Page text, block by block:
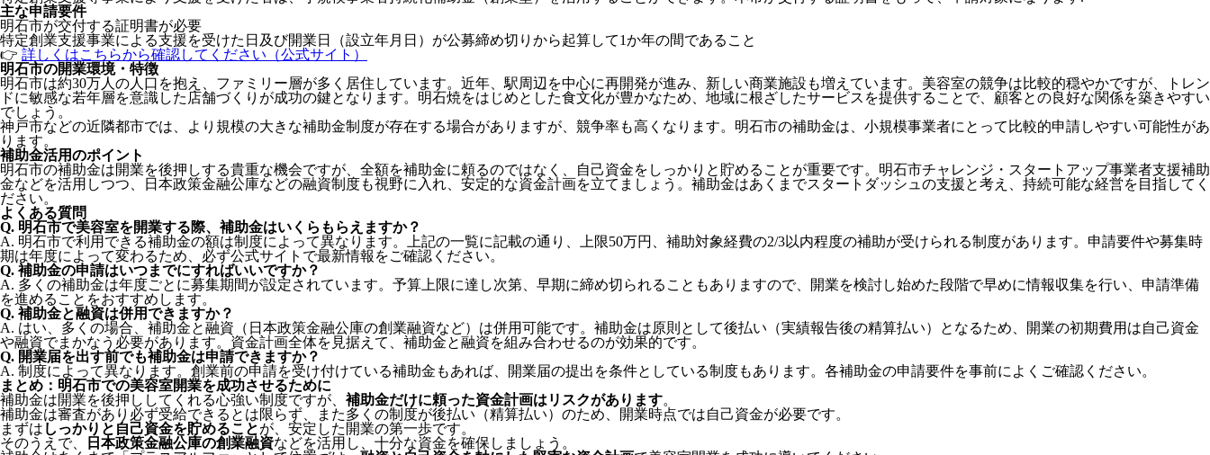
主な申請要件
明石市が交付する証明書が必要
特定創業支援事業による支援を受けた日及び開業日（設立年月日）が公募締め切りから起算して1か年の間であること
👉 詳しくはこちらから確認してください（公式サイト）
明石市の開業環境・特徴
明石市は約30万人の人口を抱え、ファミリー層が多く居住しています。近年、駅周辺を中心に再開発が進み、新しい商業施設も増えています。美容室の競争は比較的穏やかですが、トレン
ドに敏感な若年層を意識した店舗づくりが成功の鍵となります。明石焼をはじめとした食文化が豊かなため、地域に根ざしたサービスを提供することで、顧客との良好な関係を築きやすい
でしょう。
神戸市などの近隣都市では、より規模の大きな補助金制度が存在する場合がありますが、競争率も高くなります。明石市の補助金は、小規模事業者にとって比較的申請しやすい可能性があ
ります。
補助金活用のポイント
明石市の補助金は開業を後押しする貴重な機会ですが、全額を補助金に頼るのではなく、自己資金をしっかりと貯めることが重要です。明石市チャレンジ・スタートアップ事業者支援補助
金などを活用しつつ、日本政策金融公庫などの融資制度も視野に入れ、安定的な資金計画を立てましょう。補助金はあくまでスタートダッシュの支援と考え、持続可能な経営を目指してく
ださい。
よくある質問
Q. 明石市で美容室を開業する際、補助金はいくらもらえますか？
A. 明石市で利用できる補助金の額は制度によって異なります。上記の一覧に記載の通り、上限50万円、補助対象経費の2/3以内程度の補助が受けられる制度があります。申請要件や募集時
期は年度によって変わるため、必ず公式サイトで最新情報をご確認ください。
Q. 補助金の申請はいつまでにすればいいですか？
A. 多くの補助金は年度ごとに募集期間が設定されています。予算上限に達し次第、早期に締め切られることもありますので、開業を検討し始めた段階で早めに情報収集を行い、申請準備
を進めることをおすすめします。
Q. 補助金と融資は併用できますか？
A. はい、多くの場合、補助金と融資（日本政策金融公庫の創業融資など）は併用可能です。補助金は原則として後払い（実績報告後の精算払い）となるため、開業の初期費用は自己資金
や融資でまかなう必要があります。資金計画全体を見据えて、補助金と融資を組み合わせるのが効果的です。
Q. 開業届を出す前でも補助金は申請できますか？
A. 制度によって異なります。創業前の申請を受け付けている補助金もあれば、開業届の提出を条件としている制度もあります。各補助金の申請要件を事前によくご確認ください。
まとめ：明石市での美容室開業を成功させるために
補助金は開業を後押ししてくれる心強い制度ですが、 補助金だけに頼った資金計画はリスクがあります。
補助金は審査があり必ず受給できるとは限らず、また多くの制度が後払い（精算払い）のため、開業時点では自己資金が必要です。
まずは しっかりと自己資金を貯めることが、安定した開業の第一歩です。
そのうえで、
日本政策金融公庫の創業融資などを活用し、十分な資金を確保しましょう。